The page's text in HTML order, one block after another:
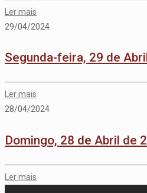
Ler mais
29/04/2024
Segunda-feira, 29 de
Ler mais
28/04/2024
Domingo, 28 de Abril de
Ler mais